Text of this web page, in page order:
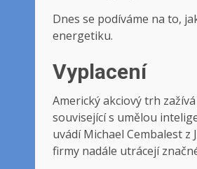
Dnes se podíváme na to,
energetiku.
Vyplacení
Americký akciový trh
související s umělou
uvádí Michael Cembalest
firmy nadále utrácejí